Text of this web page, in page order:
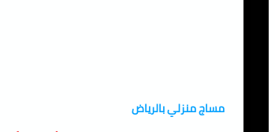
مساج منزلي بالرياض